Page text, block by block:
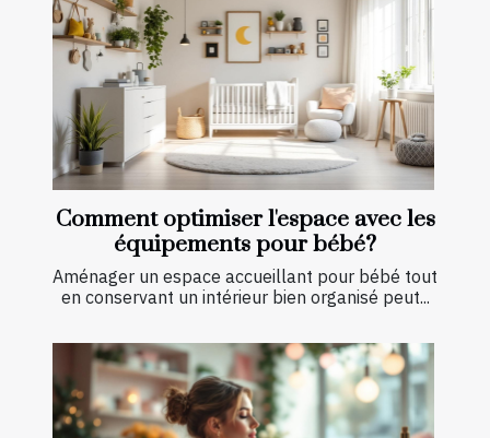
Comment optimiser l'espace avec les
équipements pour bébé?
Aménager un espace accueillant pour bébé tout
en conservant un intérieur bien organisé peut...